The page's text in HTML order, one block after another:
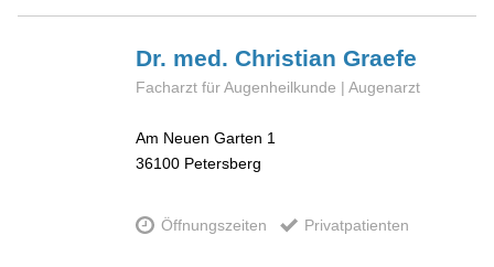
Dr. med. ChristianGraefe
Facharzt für Augenheilkunde | Augenarzt
Am Neuen Garten 1
36100 Petersberg
Öffnungszeiten Privatpatienten